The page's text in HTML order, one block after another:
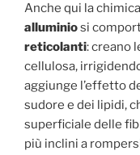
Anche qui la
alluminiosi
reticolanti: creano
cellulosa,
aggiunge l’effetto
sudore e dei lipidi,
superficiale delle
più inclini a